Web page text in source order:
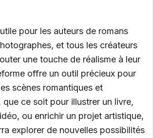
pour les auteurs de romans
et tous les créateurs
une touche de réalisme à leur
offre un outil précieux pour
scènes romantiques et
que ce soit pour illustrer un livre,
ou enrichir un projet artistique,
explorer de nouvelles possibilités